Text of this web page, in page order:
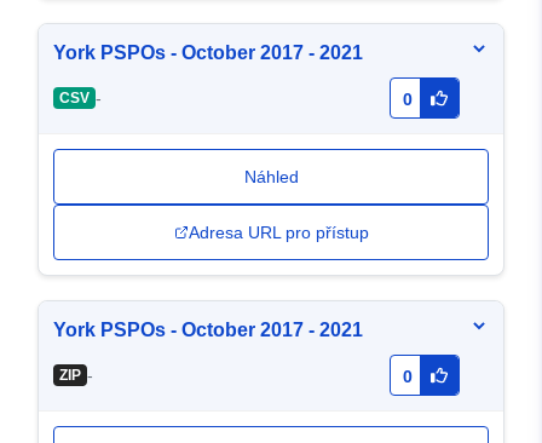
York PSPOs - October 2017 - 2021
CSV - 0
Náhled
Adresa URL pro přístup
York PSPOs - October 2017 - 2021
ZIP - 0